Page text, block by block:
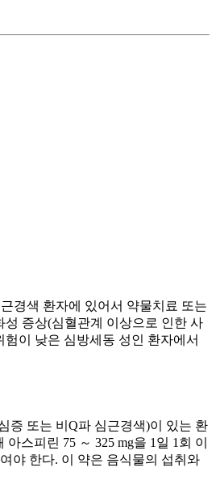
경색 환자에 있어서 약물치료 또는
증상(심혈관계 이상으로 인한 사
이 낮은 심방세동 성인 환자에서
증 또는 비Q파 심근경색)이 있는 환
스피린 75 ～ 325 mg을 1일 1회 이
야 한다. 이 약은 음식물의 섭취와